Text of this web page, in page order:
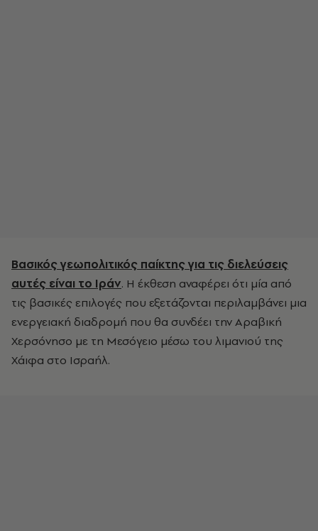
Βασικός γεωπολιτικός παίκτης για τις διελεύσεις
αυτές είναι το Ιράν. Η έκθεση αναφέρει ότι μία από
τις βασικές επιλογές που εξετάζονται περιλαμβάνει μια
ενεργειακή διαδρομή που θα συνδέει την Αραβική
Χερσόνησο με τη Μεσόγειο μέσω του λιμανιού της
Χάιφα στο Ισραήλ.